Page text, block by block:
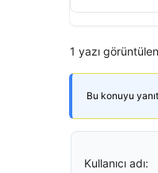
1 yazı
Bu konuyu
Kullanıcı adı: